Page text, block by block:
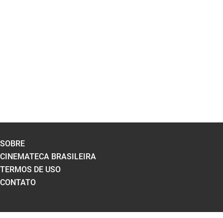
SOBRE
CINEMATECA BRASILEIRA
TERMOS DE USO
CONTATO